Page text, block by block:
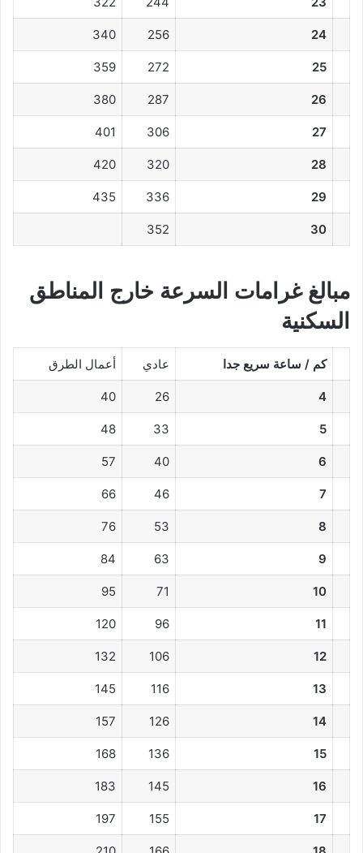
24
256
340
25
272
359
26
287
380
27
306
401
28
320
420
29
336
435
30
352
مبالغ غرامات السرعة خارج المناطق
السكنية
كم / ساعة سريع جدا عادي أعمال الطرق
4
26
40
5
33
48
6
40
57
7
46
66
8
53
76
9
63
84
10
71
95
11
96
120
12
106
132
13
116
145
14
126
157
15
136
168
16
145
183
17
155
197